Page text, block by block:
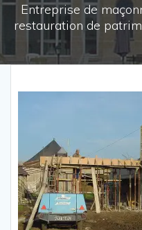
Entreprise de
restauration de